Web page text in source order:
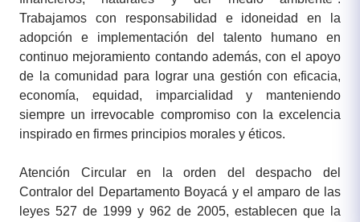
Trabajamos con responsabilidad e idoneidad en la
adopción e implementación del talento humano en
continuo mejoramiento contando además, con el apoyo
de la comunidad para lograr una gestión con eficacia,
economía, equidad, imparcialidad y manteniendo
siempre un irrevocable compromiso con la excelencia
inspirado en firmes principios morales y éticos.
Atención Circular en la orden del despacho del
Contralor del Departamento Boyacá y el amparo de las
leyes 527 de 1999 y 962 de 2005, establecen que la